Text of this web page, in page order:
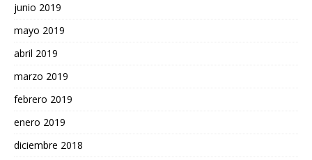
junio 2019
mayo 2019
abril 2019
marzo 2019
febrero 2019
enero 2019
diciembre 2018